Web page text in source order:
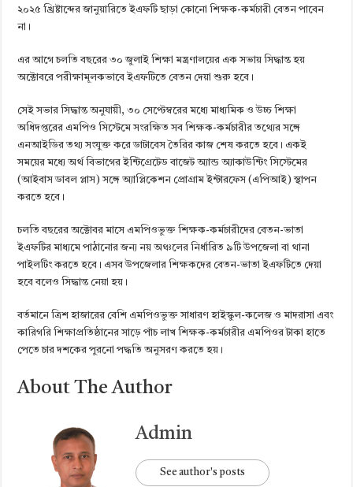
২০২৫ খ্রিষ্টাব্দের জানুয়ারিতে ইএফটি ছাড়া কোনো শিক্ষক-কর্মচারী বেতন পাবেন
না।
এর আগে চলতি বছরের ৩০ জুলাই শিক্ষা মন্ত্রণালয়ের এক সভায় সিদ্ধান্ত হয়
অক্টোবরে পরীক্ষামূলকভাবে ইএফটিতে বেতন দেয়া শুরু হবে।
সেই সভার সিদ্ধান্ত অনুযায়ী, ৩০ সেপ্টেম্বরের মধ্যে মাধ্যমিক ও উচ্চ শিক্ষা
অধিদপ্তরের এমপিও সিস্টেমে সংরক্ষিত সব শিক্ষক-কর্মচারীর তথ্যের সঙ্গে
এনআইডির তথ্য সংযুক্ত করে ডাটাবেস তৈরির কাজ শেষ করতে হবে। একই
সময়ের মধ্যে অর্থ বিভাগের ইন্টিগ্রেটেড বাজেট অ্যান্ড অ্যাকাউন্টিং সিস্টেমের
(আইবাস ডাবল প্লাস) সঙ্গে অ্যাপ্লিকেশন প্রোগ্রাম ইন্টারফেস (এপিআই) স্থাপন
করতে হবে।
চলতি বছরের অক্টোবর মাসে এমপিওভুক্ত শিক্ষক-কর্মচারীদের বেতন-ভাতা
ইএফটির মাধ্যমে পাঠানোর জন্য নয় অঞ্চলের নির্ধারিত ৯টি উপজেলা বা থানা
পাইলটিং করতে হবে। এসব উপজেলার শিক্ষকদের বেতন-ভাতা ইএফটিতে দেয়া
হবে বলেও সিদ্ধান্ত নেয়া হয়।
বর্তমানে ত্রিশ হাজারের বেশি এমপিওভুক্ত সাধারণ হাইস্কুল-কলেজ ও মাদরাসা এবং
কারিগরি শিক্ষাপ্রতিষ্ঠানের সাড়ে পাঁচ লাখ শিক্ষক-কর্মচারীর এমপিওর টাকা হাতে
পেতে চার দশকের পুরনো পদ্ধতি অনুসরণ করতে হয়।
About The Author
Admin
See author's posts